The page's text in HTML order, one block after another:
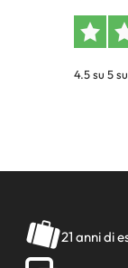
4.5 su 5
21 anni di